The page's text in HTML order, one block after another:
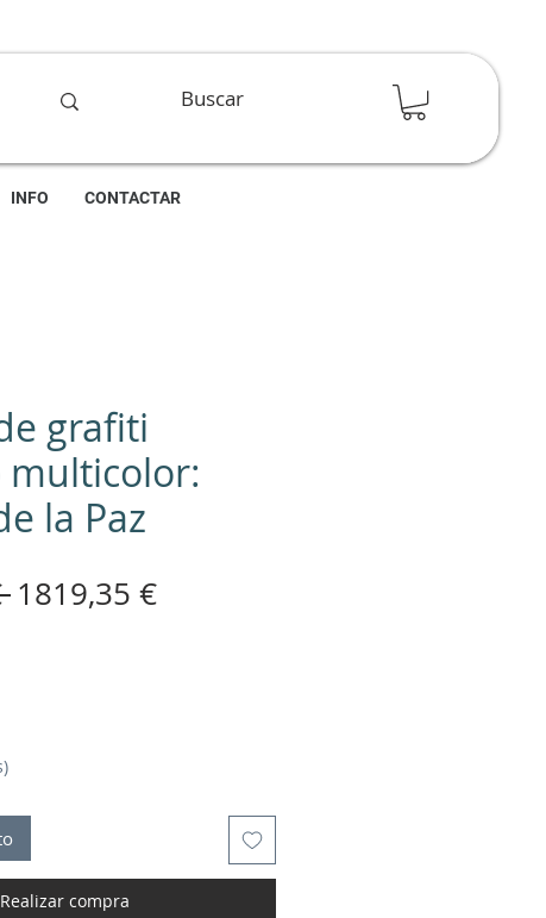
INFO CONTACTAR
grafiti
multicolor:
la Paz
Precio
1819,35 €Precio
Realizar compra